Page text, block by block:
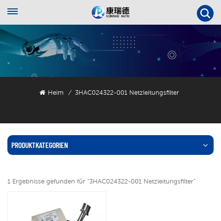
Heim / 3HAC024322-001 Netzleitungsfilter
PRODUKTKATEGORIEN
1 Ergebnisse gefunden für "3HAC024322-001 Netzleitungsfilter"